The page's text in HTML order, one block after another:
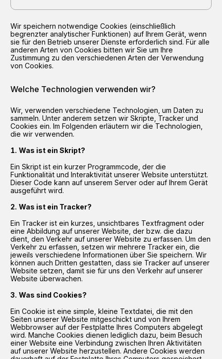
Wir speichern notwendige Cookies (einschließlich
begrenzter analytischer Funktionen) auf Ihrem Gerät, wenn
sie für den Betrieb unserer Dienste erforderlich sind. Für alle
anderen Arten von Cookies bitten wir Sie um Ihre
Zustimmung zu den verschiedenen Arten der Verwendung
von Cookies.
Welche Technologien verwenden wir?
Wir, verwenden verschiedene Technologien, um Daten zu
sammeln. Unter anderem setzen wir Skripte, Tracker und
Cookies ein. Im Folgenden erläutern wir die Technologien,
die wir verwenden.
Was ist ein Skript?
Ein Skript ist ein kurzer Programmcode, der die
Funktionalität und Interaktivität unserer Website unterstützt.
Dieser Code kann auf unserem Server oder auf Ihrem Gerät
ausgeführt wird.
Was ist ein Tracker?
Ein Tracker ist ein kurzes, unsichtbares Textfragment oder
eine Abbildung auf unserer Website, der bzw. die dazu
dient, den Verkehr auf unserer Website zu erfassen. Um den
Verkehr zu erfassen, setzen wir mehrere Tracker ein, die
jeweils verschiedene Informationen über Sie speichern. Wir
können auch Dritten gestatten, dass sie Tracker auf unserer
Website setzen, damit sie für uns den Verkehr auf unserer
Website überwachen.
Was sind Cookies?
Ein Cookie ist eine simple, kleine Textdatei, die mit den
Seiten unserer Website mitgeschickt und von Ihrem
Webbrowser auf der Festplatte Ihres Computers abgelegt
wird. Manche Cookies dienen lediglich dazu, beim Besuch
einer Website eine Verbindung zwischen Ihren Aktivitäten
auf unserer Website herzustellen. Andere Cookies werden